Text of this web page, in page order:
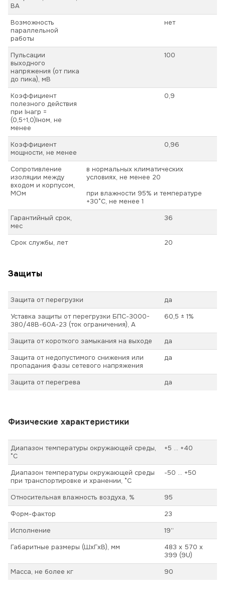
ВА
Возможность
параллельной
работы
нет
Пульсации
выходного
напряжения (от пика
до пика), мВ
100
Коэффициент
полезного действия
при Iнагр =
(0,5÷1,0)Iном, не
менее
0,9
Коэффициент
мощности, не менее
0,96
Сопротивление
изоляции между
входом и корпусом,
МОм
в нормальных климатических
условиях, не менее 20
при влажности 95% и температуре
+30°С, не менее 1
Гарантийный срок,
мес
36
Срок службы, лет 20
Защиты
Защита от перегрузки
да
Уставка защиты от перегрузки БПС-3000-
380/48В-60А-23 (ток ограничения), А
60,5 ± 1%
Защита от короткого замыкания на выходе
да
Защита от недопустимого снижения или
пропадания фазы сетевого напряжения
да
Защита от перегрева да
Физические характеристики
Диапазон температуры окружающей среды,
°С
+5 ... +40
Диапазон температуры окружающей среды
при транспортировке и хранении, °С
-50 ... +50
Относительная влажность воздуха, %
95
Форм-фактор
23
Исполнение
19’’
Габаритные размеры (ШхГхВ), мм
483 х 570 х
399 (9U)
Масса, не более кг
90